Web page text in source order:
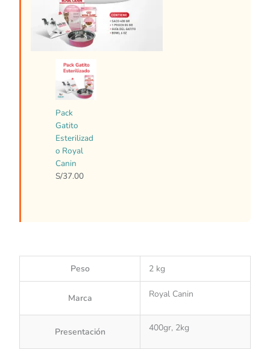
Pack
Gatito
Esterilizad
o Royal
Canin
S/37.00
Peso 2 kg
Marca Royal Canin
Presentación 400gr, 2kg